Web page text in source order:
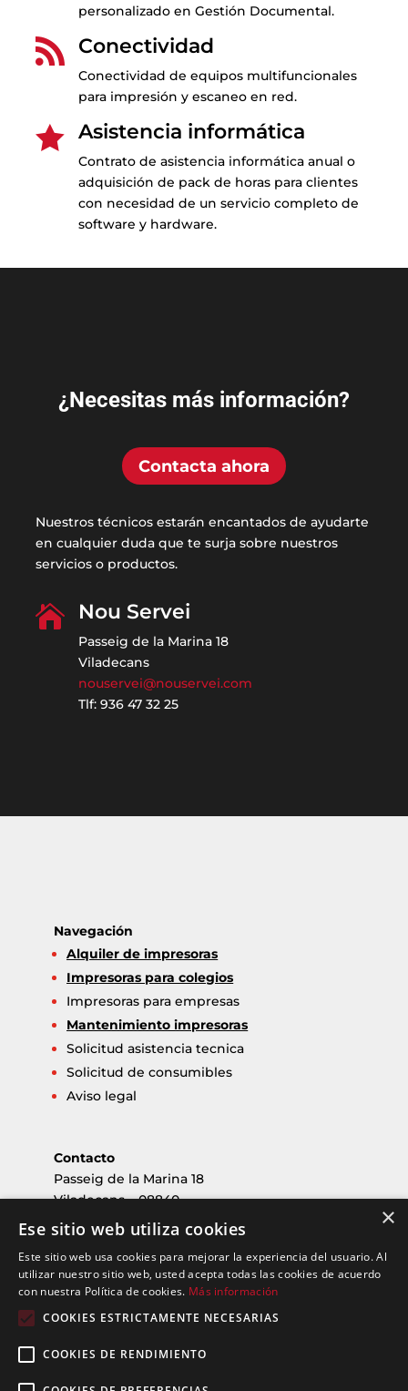
personalizado en Gestión Documental.
 Conectividad
Conectividad de equipos multifuncionales
para impresión y escaneo en red.
 Asistencia informática
Contrato de asistencia informática anual o
adquisición de pack de horas para clientes
con necesidad de un servicio completo de
software y hardware.
¿Necesitas más información?
Contacta ahora
Nuestros técnicos estarán encantados de ayudarte
en cualquier duda que te surja sobre nuestros
servicios o productos.
 Nou Servei
Passeig de la Marina 18
Viladecans
nouservei@nouservei.com
Tlf: 936 47 32 25
Navegación
Alquiler de impresoras
Impresoras para colegios
Impresoras para empresas
Mantenimiento impresoras
Solicitud asistencia tecnica
Solicitud de consumibles
Aviso legal
Contacto
Passeig de la Marina 18
Viladecans – 08840
Barcelona
Tlf: 936 47 32 25
Horario
Mañanas: 08:30 a 14:00
×
Ese sitio web utiliza cookies
Este sitio web usa cookies para mejorar la experiencia del usuario. Al
utilizar nuestro sitio web, usted acepta todas las cookies de acuerdo
con nuestra Política de cookies. Más información
COOKIES ESTRICTAMENTE NECESARIAS
COOKIES DE RENDIMIENTO